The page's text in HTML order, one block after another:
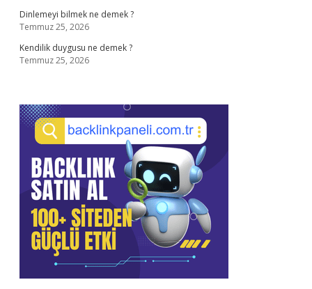
Dinlemeyi bilmek ne demek ?
Temmuz 25, 2026
Kendilik duygusu ne demek ?
Temmuz 25, 2026